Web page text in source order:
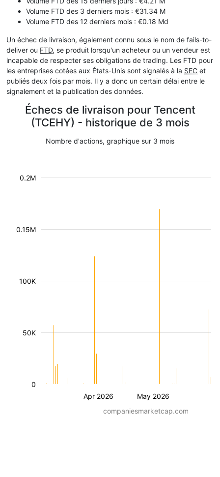
Volume FTD des 3 derniers mois : €31.34 M
Volume FTD des 12 derniers mois : €0.18 Md
Un échec de livraison, également connu sous le nom de fails-to-
deliver ou FTD, se produit lorsqu'un acheteur ou un vendeur est
incapable de respecter ses obligations de trading. Les FTD pour
les entreprises cotées aux États-Unis sont signalés à la SEC et
publiés deux fois par mois. Il y a donc un certain délai entre le
signalement et la publication des données.
Échecs de livraison pour Tencent
(TCEHY) - historique de 3 mois
Nombre d'actions, graphique sur 3 mois
Apr 2026 May 2026
50K
100K
0.15M
0.2M
0
companiesmarketcap.com